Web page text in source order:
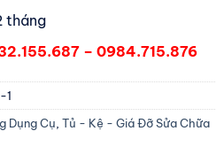
tháng
– 0984.715.876
1
Dụng Cụ ,Tủ - Kệ - Giá Đỡ Sửa Chữa